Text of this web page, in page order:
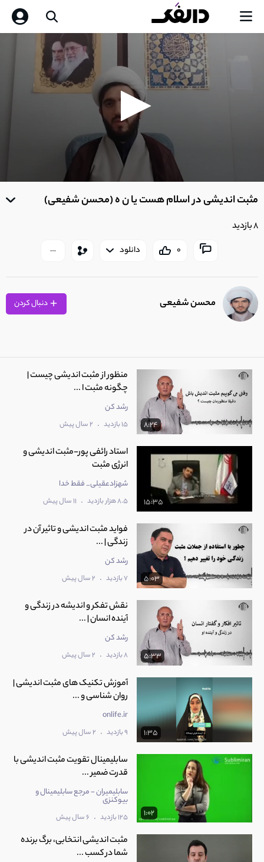
0
of مثبت اندیشی در اسلام هست یا ن ه (محسن شفیعی)
8 بازدید
0 دانلود
محسن شفیعی
8:24
منظور از مثبت اندیشی چیست |
چگونه مثبت ا ...
رشد کن
15 بازدید . 2 سال پیش
15:35
استاد رائفی پور-مثبت اندیشی و
انرژی مثبت
شهزادعقیلی_ فقط خدا
8.5 هزار بازدید . 11 سال پیش
5:03
فواید مثبت اندیشی و تاثیر آن در
زندگی | ...
رشد کن
7 بازدید . 2 سال پیش
5:33
نقش تفکر و اندیشه در زندگی و
آینده انسان | ...
رشد کن
8 بازدید . 2 سال پیش
1:35
آموزش تکنیک های مثبت اندیشی |
روان شناسی و ...
onlife.ir
9 بازدید . 2 سال پیش
1:02
سابلیمینال تقویت مثبت اندیشی با
قدرت ضمیر ...
سابلیمیران - مرجع سابلیمینال و
بیوکنزی
125 بازدید . 6 سال پیش
مثبت اندیشی انتخابی، برگ برنده
شما در کسب ...